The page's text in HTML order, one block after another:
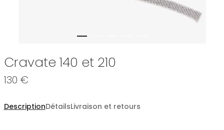
Cravate 140 et 210
130 €
DescriptionDétailsLivraison et retours